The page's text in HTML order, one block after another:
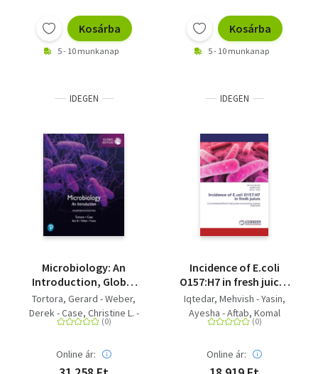
Kosárba
5 - 10 munkanap
Kosárba
5 - 10 munkanap
IDEGEN
Microbiology: An
Introduction, Global
Edition
Tortora, Gerard - Weber,
Derek - Case, Christine L. -
Tortora, Gerard J. - Bair,
R.
Online ár:
IDEGEN
Incidence of E.coli
O157:H7 in fresh juices
- Contaminated fresh
fruit juices
consumption Lahore
Iqtedar, Mehvish - Yasin,
Ayesha - Aftab, Komal
Online ár: